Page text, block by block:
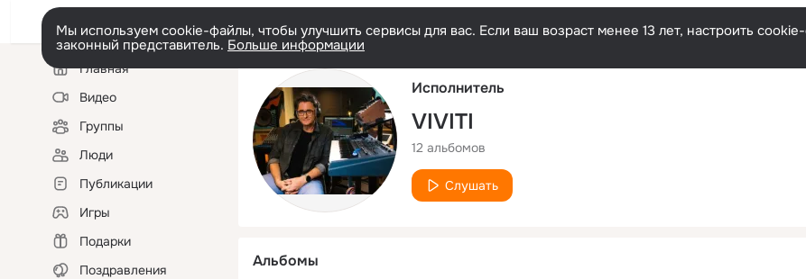
Мы используем cookie-файлы, чтобы улучшить сервисы для вас. Если ваш возраст менее 13 лет, настроить
законный представитель. Больше информации
Левая
колонкаГлавная
Видео
Группы
Люди
Публикации
Игры
Подарки
Поздравления
Исполнитель
VIVITI
12 альбомов
Слушать
Альбомы